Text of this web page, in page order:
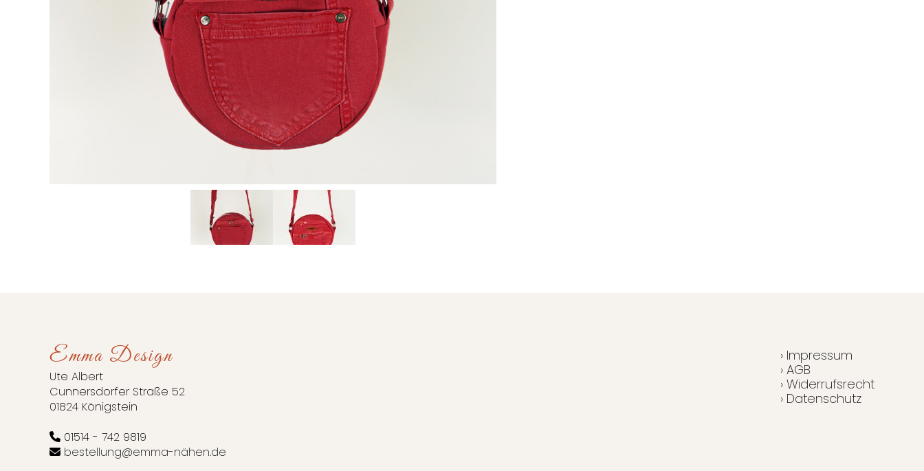
Emma Design
Ute Albert
Cunnersdorfer Straße 52
01824 Königstein
01514 - 742 9819
bestellung@emma-nähen.de
› Impressum
› AGB
› Widerrufsrecht
› Datenschutz